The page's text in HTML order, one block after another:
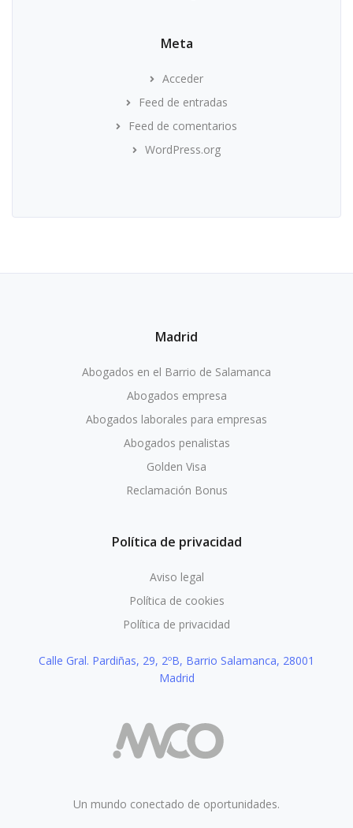
Meta
Acceder
Feed de entradas
Feed de comentarios
WordPress.org
Madrid
Abogados en el Barrio de Salamanca
Abogados empresa
Abogados laborales para empresas
Abogados penalistas
Golden Visa
Reclamación Bonus
Política de privacidad
Aviso legal
Política de cookies
Política de privacidad
Calle Gral. Pardiñas, 29, 2ºB, Barrio Salamanca, 28001
Madrid
Un mundo conectado de oportunidades.